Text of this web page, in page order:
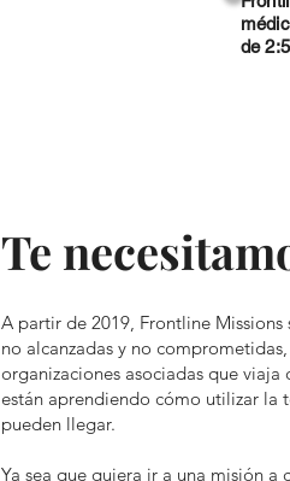
de
Te
A partir de 2019, Frontline
no alcanzadas y no
organizaciones asociadas que
están aprendiendo cómo utilizar la
pueden llegar.
Ya sea que quiera ir a una misión